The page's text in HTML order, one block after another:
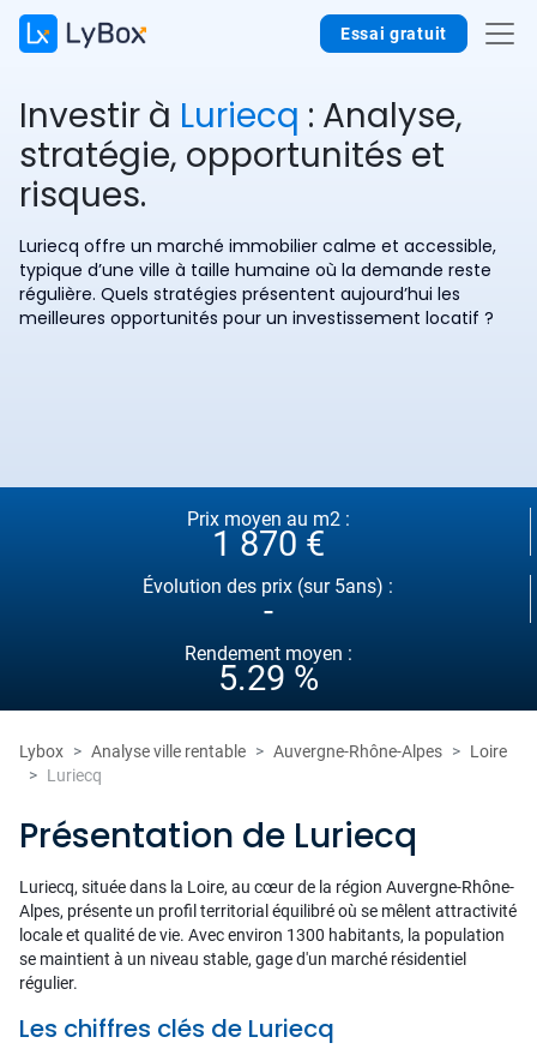
Essai gratuit
Investir à Luriecq : Analyse,
stratégie, opportunités et
risques.
Luriecq offre un marché immobilier calme et accessible,
typique d’une ville à taille humaine où la demande reste
régulière. Quels stratégies présentent aujourd’hui les
meilleures opportunités pour un investissement locatif ?
Prix moyen au m2 :
1 870 €
Évolution des prix (sur 5ans) :
-
Rendement moyen :
5.29 %
Lybox Analyse ville rentable Auvergne-Rhône-Alpes
Loire
Luriecq
Présentation de Luriecq
Luriecq, située dans la Loire, au cœur de la région Auvergne-Rhône-
Alpes, présente un profil territorial équilibré où se mêlent attractivité
locale et qualité de vie. Avec environ 1300 habitants, la population
se maintient à un niveau stable, gage d'un marché résidentiel
régulier.
Les chiffres clés de Luriecq